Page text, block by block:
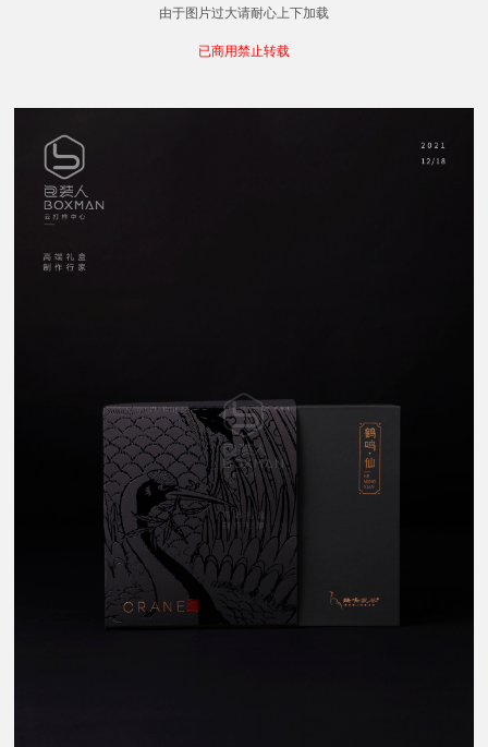
由于图片过大请耐心上下加载
已商用禁止转载